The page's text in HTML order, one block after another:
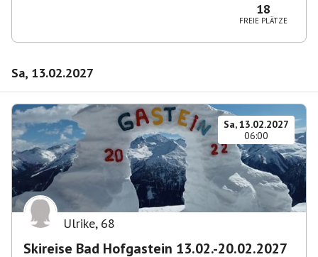
18
FREIE PLÄTZE
Sa, 13.02.2027
Sa, 13.02.2027
06:00
Ulrike, 68
Skireise Bad Hofgastein 13.02.-20.02.2027